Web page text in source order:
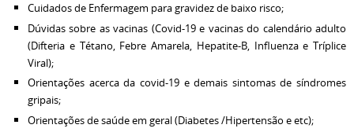
Cuidados de Enfermagem para gravidez de baixo risco;
Dúvidas sobre as vacinas (Covid-19 e vacinas do calendário adulto
(Difteria e Tétano, Febre Amarela, Hepatite-B, Influenza e Tríplice
Viral);
Orientações acerca da covid-19 e demais sintomas de síndromes
gripais;
Orientações de saúde em geral (Diabetes /Hipertensão e etc);